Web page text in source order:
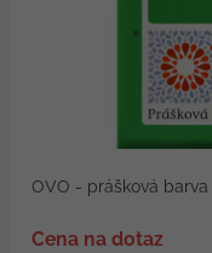
OVO - prášková
Cena na dotaz